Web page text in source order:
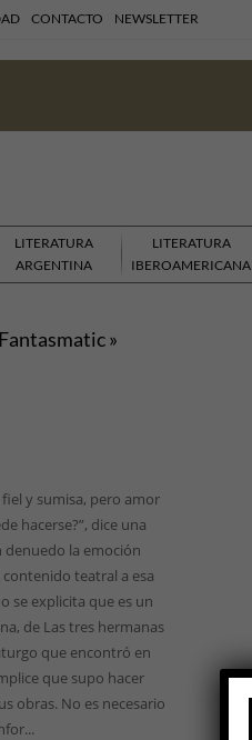
CONTACTO NEWSLETTER
LITERATURA
ARGENTINA
LITERATURA
IBEROAMERICANA
»
fiel y sumisa, pero amor
hacerse?”, dice una
denuedo la emoción
teatral a esa
se explicita que es un
de Las tres hermanas
que encontró en
que supo hacer
obras. No es necesario